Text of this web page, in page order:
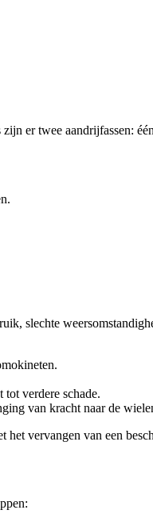
er twee aandrijfassen:
slechte
verdere schade.
van kracht naar de
vervangen van een